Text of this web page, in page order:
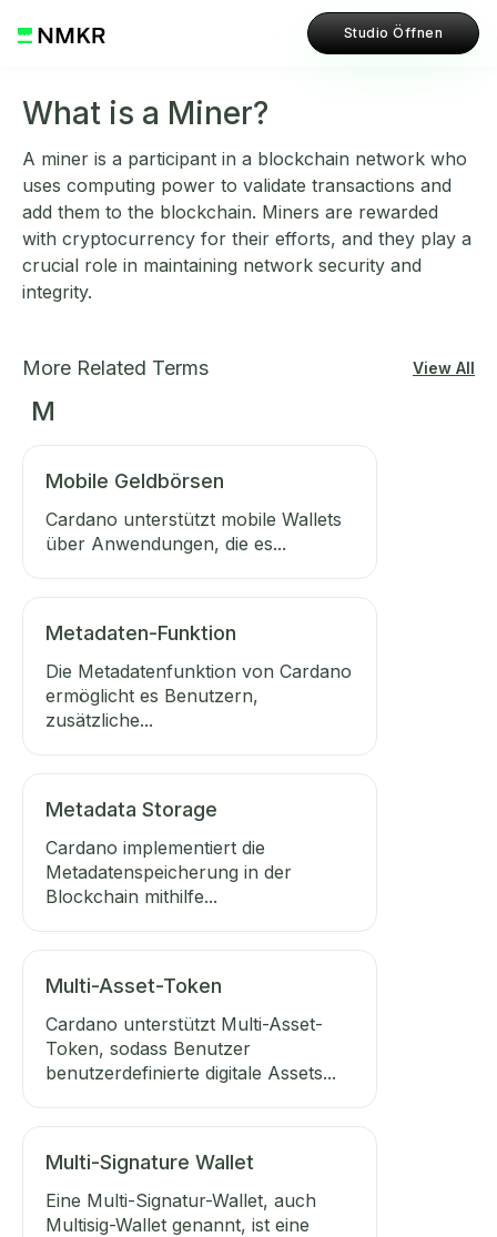
Studio Öffnen
What is a Miner?
A miner is a participant in a blockchain network who
uses computing power to validate transactions and
add them to the blockchain. Miners are rewarded
with cryptocurrency for their efforts, and they play a
crucial role in maintaining network security and
integrity.
More Related Terms View All
M
Mobile Geldbörsen
Cardano unterstützt mobile Wallets
über Anwendungen, die es...
Metadaten-Funktion
Die Metadatenfunktion von Cardano
ermöglicht es Benutzern,
zusätzliche...
Metadata Storage
Cardano implementiert die
Metadatenspeicherung in der
Blockchain mithilfe...
Multi-Asset-Token
Cardano unterstützt Multi-Asset-
Token, sodass Benutzer
benutzerdefinierte digitale Assets...
Multi-Signature Wallet
Eine Multi-Signatur-Wallet, auch
Multisig-Wallet genannt, ist eine